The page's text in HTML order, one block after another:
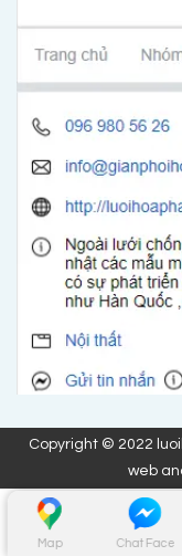
Map Chat Face
Copyright © 2022
web